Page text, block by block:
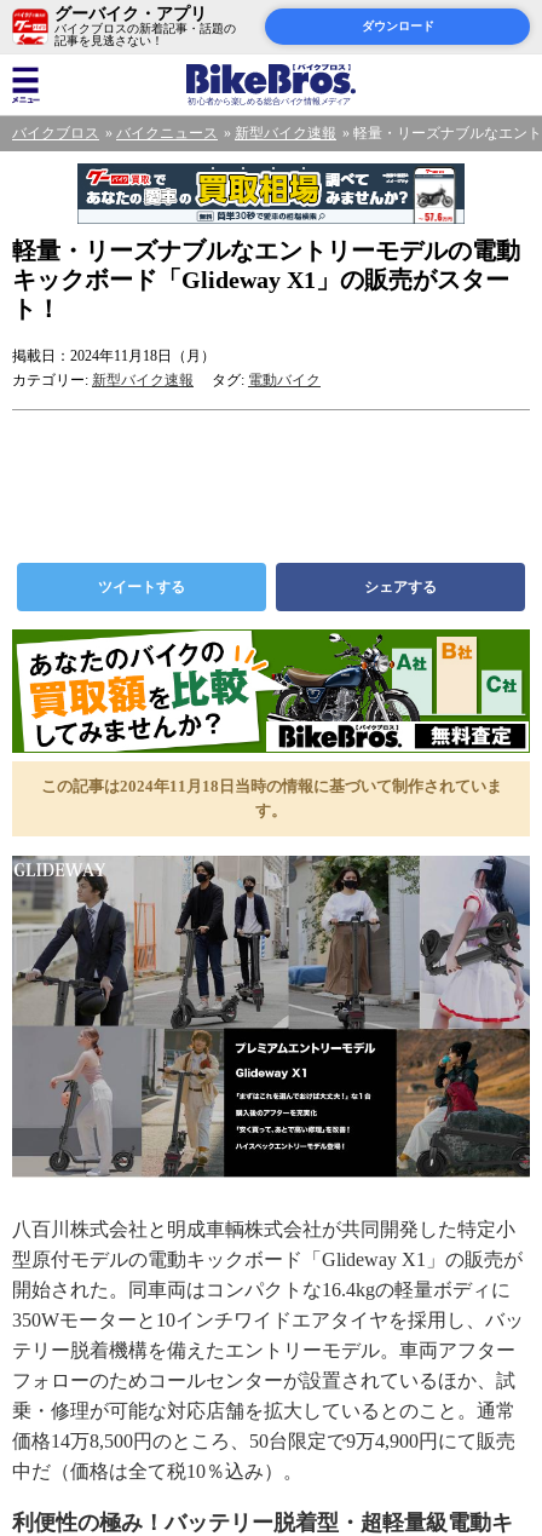
グーバイク・アプリ
バイクブロスの新着記事・話題の
記事を見逃さない！
ダウンロード
バイクブロス バイクニュース 新型バイク速報 軽量・リーズナブルなエン
軽量・リーズナブルなエントリーモデルの電動
キックボード「Glideway X1」の販売がスター
ト！
掲載日：2024年11月18日（月）
カテゴリー: 新型バイク速報 タグ: 電動バイク
ツイートする シェアする
この記事は2024年11月18日当時の情報に基づいて制作されていま
す。
八百川株式会社と明成車輌株式会社が共同開発した特定小
型原付モデルの電動キックボード「Glideway X1」の販売が
開始された。同車両はコンパクトな16.4kgの軽量ボディに
350Wモーターと10インチワイドエアタイヤを採用し、バッ
テリー脱着機構を備えたエントリーモデル。車両アフター
フォローのためコールセンターが設置されているほか、試
乗・修理が可能な対応店舗を拡大しているとのこと。通常
価格14万8,500円のところ、50台限定で9万4,900円にて販売
中だ（価格は全て税10％込み）。
利便性の極み！バッテリー脱着型・超軽量級電動キ